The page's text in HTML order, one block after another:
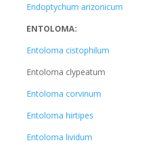
Endoptychum arizonicum
ENTOLOMA:
Entoloma cistophilum
Entoloma clypeatum
Entoloma corvinum
Entoloma hirtipes
Entoloma lividum